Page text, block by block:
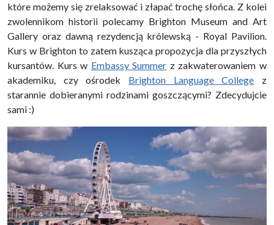
które możemy się zrelaksować i złapać trochę słońca. Z kolei
zwolennikom historii polecamy Brighton Museum and Art
Gallery oraz dawną rezydencją królewską - Royal Pavilion.
Kurs w Brighton to zatem kusząca propozycja dla przyszłych
kursantów. Kurs w Embassy Summer z zakwaterowaniem w
akademiku, czy ośrodek Brighton Language College z
starannie dobieranymi rodzinami goszczącymi? Zdecydujcie
sami :)